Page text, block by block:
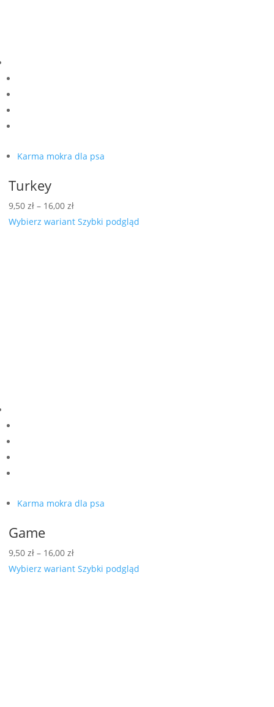
Karma mokra dla psa
Turkey
9,50 zł – 16,00 złZakres
cen:
Wybierz wariant Szybki podgląd
Karma mokra dla psa
Game
9,50 zł – 16,00 złZakres
cen:
Wybierz wariant Szybki podgląd